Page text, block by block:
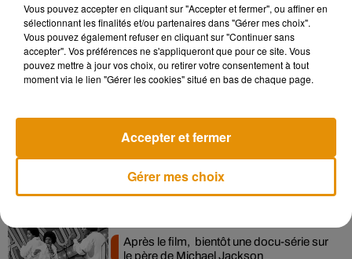
6 août 2026
Pomme emprunte le décor de l’émission
« Loups Garous » pour son...
6 août 2026
La version réécrite de « Beautiful Day »
Après le film, bientôt une docu-série sur
le père de Michael Jackson
Vous pouvez accepter en cliquant sur "Accepter et fermer", ou affiner en
sélectionnant les finalités et/ou partenaires dans "Gérer mes choix".
Vous pouvez également refuser en cliquant sur "Continuer sans
accepter". Vos préférences ne s'appliqueront que pour ce site. Vous
pouvez mettre à jour vos choix, ou retirer votre consentement à tout
moment via le lien "Gérer les cookies" situé en bas de chaque page.
Gérer mes choix
Accepter et fermer